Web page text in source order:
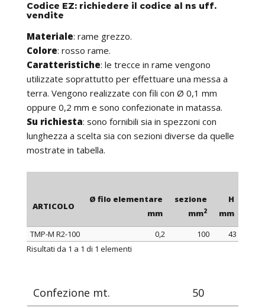
Codice EZ: richiedere il codice al ns uff.
vendite
Materiale: rame grezzo.
Colore: rosso rame.
Caratteristiche: le trecce in rame vengono
utilizzate soprattutto per effettuare una messa a
terra. Vengono realizzate con fili con Ø 0,1 mm
oppure 0,2 mm e sono confezionate in matassa.
Su richiesta: sono fornibili sia in spezzoni con
lunghezza a scelta sia con sezioni diverse da quelle
mostrate in tabella.
ARTICOLO
Ø filo elementare
mm
sezione
mm2
H
mm
ARTICOLO
Ø filo elementare
TMP-M R2-100 0,2 100
43
Risultati da 1 a 1 di 1 elementi
Confezione mt.
50